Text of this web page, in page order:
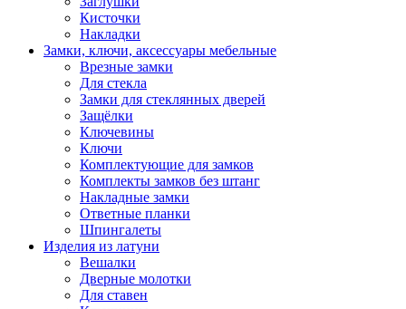
Кисточки
Накладки
Замки, ключи, аксессуары мебельные
Врезные замки
Для стекла
Замки для стеклянных дверей
Защёлки
Ключевины
Ключи
Комплектующие для замков
Комплекты замков без штанг
Накладные замки
Ответные планки
Шпингалеты
Изделия из латуни
Вешалки
Дверные молотки
Для ставен